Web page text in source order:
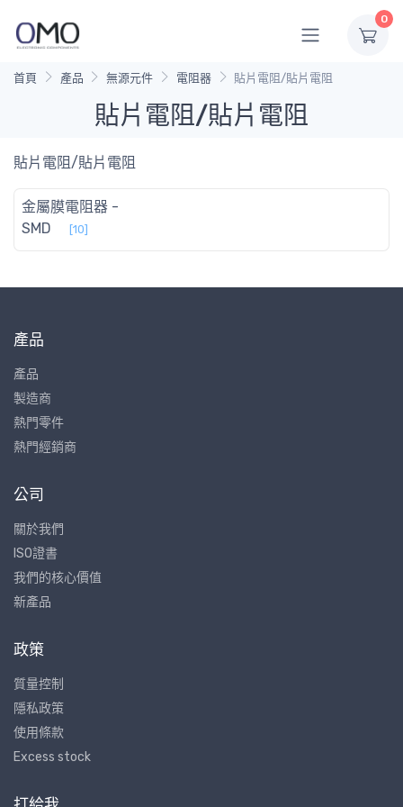
0
首頁 產品 無源元件 電阻器 貼片電阻/貼片電阻
貼片電阻/貼片電阻
貼片電阻/貼片電阻
金屬膜電阻器 -
SMD
[10]
產品
產品
製造商
熱門零件
熱門經銷商
公司
關於我們
ISO證書
我們的核心價值
新產品
政策
質量控制
隱私政策
使用條款
Excess stock